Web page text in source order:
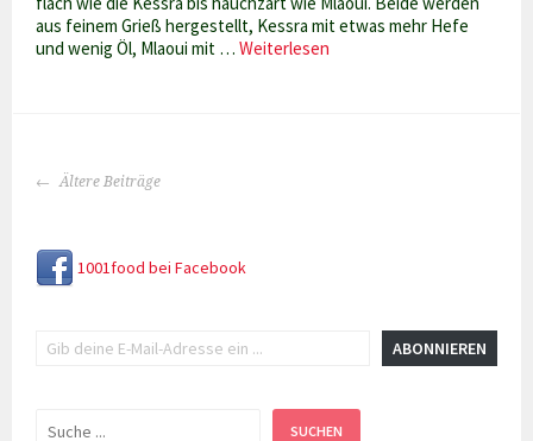
aus feinem Grieß hergestellt, Kessra mit etwas mehr Hefe
und wenig Öl, Mlaoui mit …Weiterlesen
BEITRAGS-
Ältere Beiträge
1001food bei Facebook
ABONNIEREN
Suchen SUCHEN